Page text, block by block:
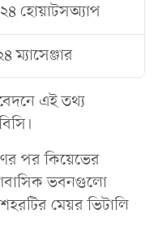
হোয়াটসঅ্যাপ
ম্যাসেঞ্জার
এই তথ্য
পর কিয়েভের
আবাসিক ভবনগুলো
মেয়র ভিটালি